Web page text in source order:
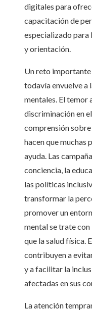
digitales para
capacitación de
especializado
y orientación.
Un reto importante
todavía envuelve a
mentales. El temor
discriminación en
comprensión
hacen que muchas
ayuda. Las
conciencia, la
las políticas
transformar la
promover un
mental se trate
que la salud física.
contribuyen a
y a facilitar la
afectadas en sus
La atención